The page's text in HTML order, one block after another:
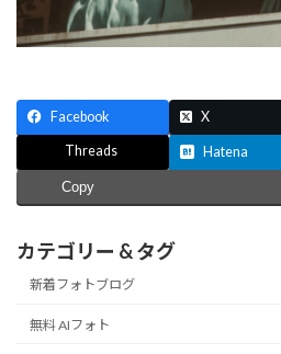
Facebook X
Threads Hatena
Copy
カテゴリー & タグ
新着フォトブログ
無料 AIフォト